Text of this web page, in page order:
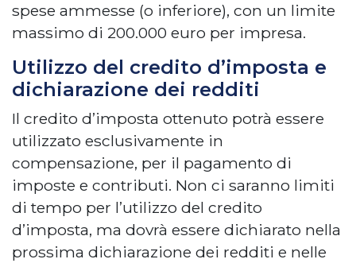
spese ammesse (o inferiore), con un limite
massimo di 200.000 euro per impresa.
Utilizzo del credito d’imposta e
dichiarazione dei redditi
Il credito d’imposta ottenuto potrà essere
utilizzato esclusivamente in
compensazione, per il pagamento di
imposte e contributi. Non ci saranno limiti
di tempo per l’utilizzo del credito
d’imposta, ma dovrà essere dichiarato nella
prossima dichiarazione dei redditi e nelle